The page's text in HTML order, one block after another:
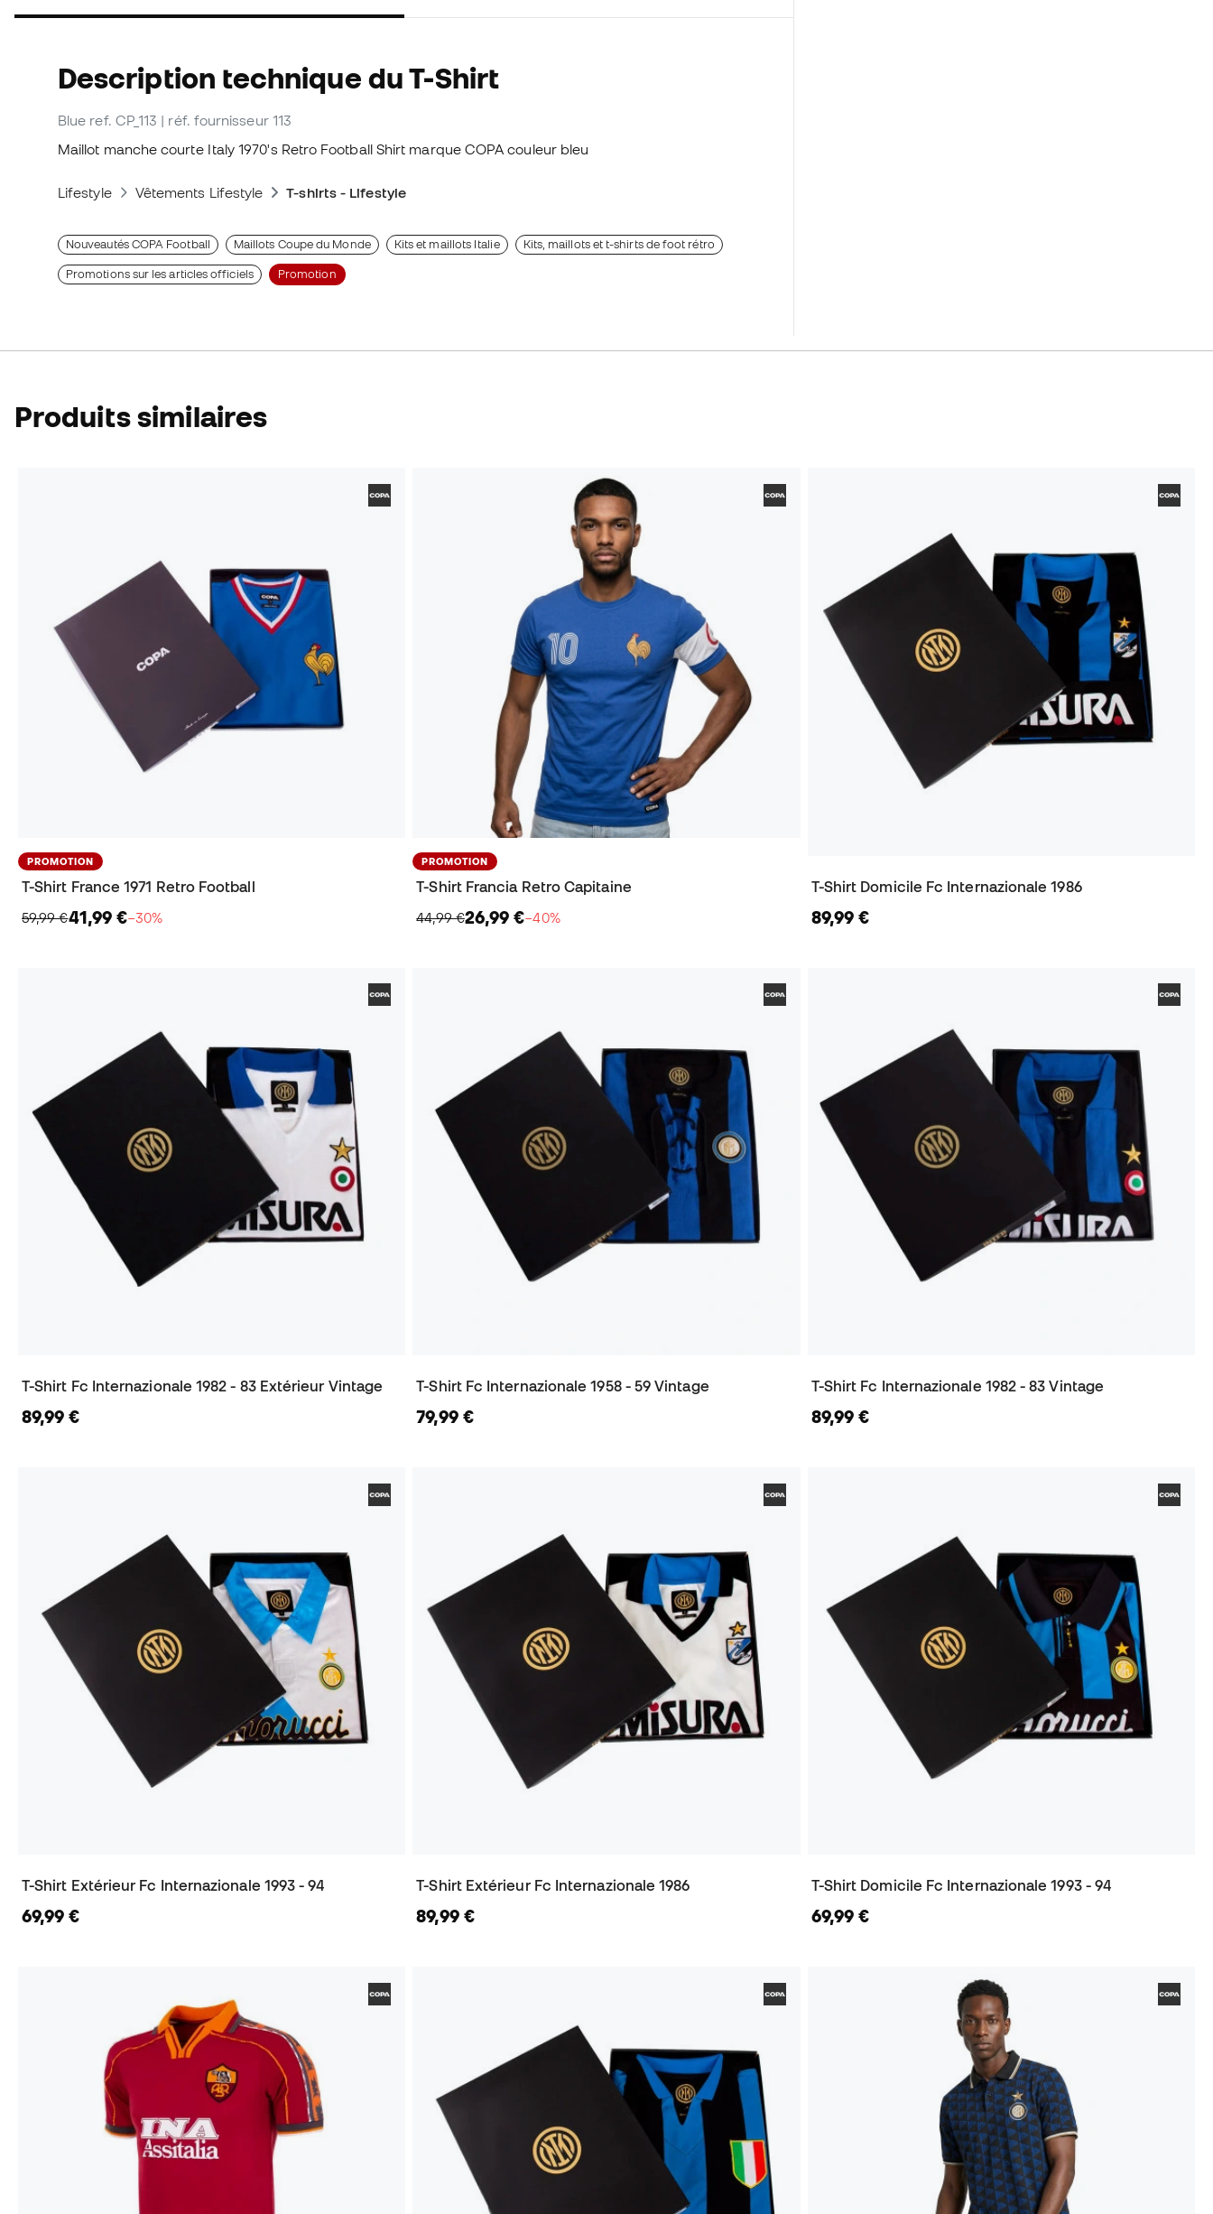
Description technique du T-Shirt
Blue ref. CP_113 | réf. fournisseur 113
Maillot manche courte Italy 1970's Retro Football Shirt marque COPA couleur bleu
Lifestyle Vêtements Lifestyle T-shirts - Lifestyle
Nouveautés COPA Football Maillots Coupe du Monde Kits et maillots Italie Kits, maillots et t-shirts de foot rétro
Promotions sur les articles officiels Promotion
Produits similaires
PROMOTION
T-Shirt France 1971 Retro Football
59,99 €41,99 €−30%
PROMOTION
T-Shirt Francia Retro Capitaine
44,99 €26,99 €−40%
T-Shirt Domicile Fc Internazionale 1986
89,99 €
T-Shirt Fc Internazionale 1982 - 83 Extérieur Vintage
89,99 €
T-Shirt Fc Internazionale 1958 - 59 Vintage
79,99 €
T-Shirt Fc Internazionale 1982 - 83 Vintage
89,99 €
T-Shirt Extérieur Fc Internazionale 1993 - 94
69,99 €
T-Shirt Extérieur Fc Internazionale 1986
89,99 €
T-Shirt Domicile Fc Internazionale 1993 - 94
69,99 €